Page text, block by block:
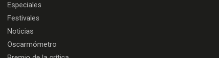
Especiales
Festivales
Noticias
Oscarmómetro